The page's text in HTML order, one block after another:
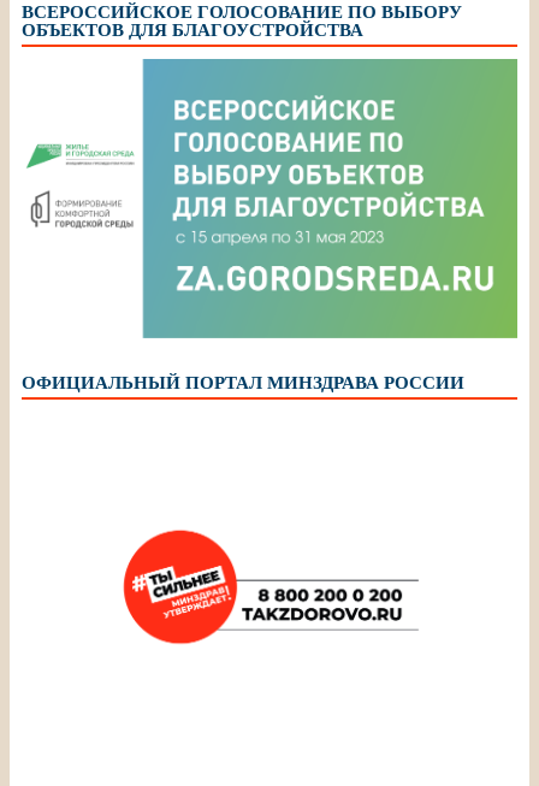
ВСЕРОССИЙСКОЕ ГОЛОСОВАНИЕ ПО ВЫБОРУ
ОБЪЕКТОВ ДЛЯ БЛАГОУСТРОЙСТВА
ОФИЦИАЛЬНЫЙ ПОРТАЛ МИНЗДРАВА РОССИИ